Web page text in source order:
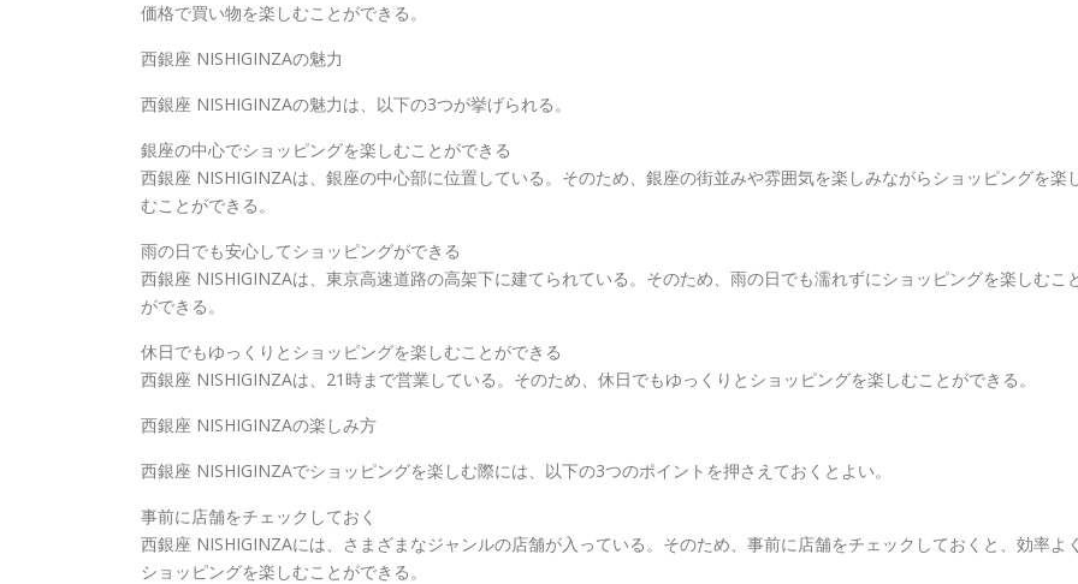
価格で買い物を楽しむことができる。
西銀座 NISHIGINZAの魅力
西銀座 NISHIGINZAの魅力は、以下の3つが挙げられる。
銀座の中心でショッピングを楽しむことができる
西銀座 NISHIGINZAは、銀座の中心部に位置している。そのため、銀座の街並みや雰囲気を楽しみながらショッピングを楽
むことができる。
雨の日でも安心してショッピングができる
西銀座 NISHIGINZAは、東京高速道路の高架下に建てられている。そのため、雨の日でも濡れずにショッピングを楽しむこ
ができる。
休日でもゆっくりとショッピングを楽しむことができる
西銀座 NISHIGINZAは、21時まで営業している。そのため、休日でもゆっくりとショッピングを楽しむことができる。
西銀座 NISHIGINZAの楽しみ方
西銀座 NISHIGINZAでショッピングを楽しむ際には、以下の3つのポイントを押さえておくとよい。
事前に店舗をチェックしておく
西銀座 NISHIGINZAには、さまざまなジャンルの店舗が入っている。そのため、事前に店舗をチェックしておくと、効率よ
ショッピングを楽しむことができる。